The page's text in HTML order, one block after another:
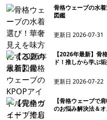
骨格ウェーブの水
図鑑
更新日2026-07-31
【2026年最新】骨
ド！推しから学ぶ
更新日2026-07-22
【骨格ウェーブで
のお悩み解決法＆